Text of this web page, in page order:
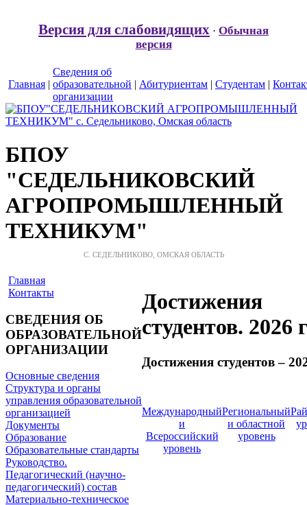
Версия для слабовидящих · Обычная
версия
Главная |
Сведения об
образовательной
организации
| Абитуриентам | Студентам |
БПОУ
"СЕДЕЛЬНИКОВСКИЙ
АГРОПРОМЫШЛЕННЫЙ
ТЕХНИКУМ"
С. СЕДЕЛЬНИКОВО, ОМСКАЯ ОБЛАСТЬ
Главная
Контакты
СВЕДЕНИЯ ОБ
ОБРАЗОВАТЕЛЬНОЙ
ОРГАНИЗАЦИИ
Основные сведения
Структура и органы
управления образовательной
организацией
Документы
Образование
Образовательные стандарты
Руководство.
Педагогический (научно-
педагогический) состав
Материально-техническое
Достижения
студентов. 2026
Достижения студентов –
Международный
и
Всероссийский
уровень
Региональный
и областной
уровень